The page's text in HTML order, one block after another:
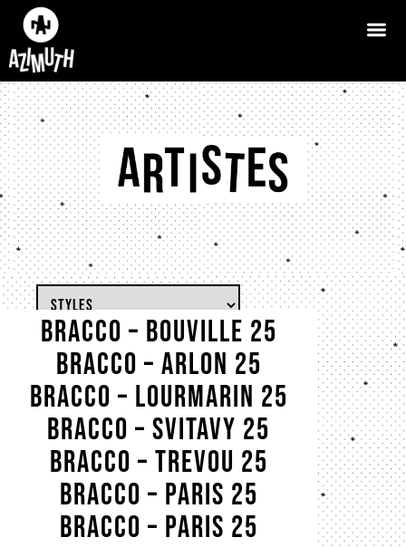
BRACCO – BOUVILLE 25
BRACCO – ARLON 25
BRACCO – Lourmarin 25
BRACCO – SVITAVY 25
BRACCO – TREVOU 25
BRACCO – PARIS 25
BRACCO – PARIS 25